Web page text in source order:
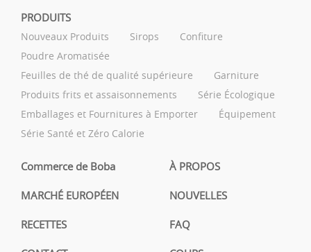
PRODUITS
Nouveaux Produits Sirops
Confiture
Poudre Aromatisée
Feuilles de thé de qualité supérieure
Garniture
Produits frits et assaisonnements
Série Écologique
Emballages et Fournitures à Emporter
Équipement
Série Santé et Zéro Calorie
Commerce de Boba À PROPOS
MARCHÉ EUROPÉEN NOUVELLES
RECETTES FAQ